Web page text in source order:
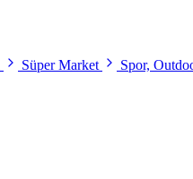
Süper Market Spor,